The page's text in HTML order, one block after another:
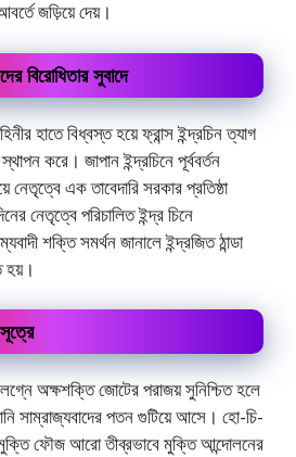
জড়িয়ে দেয়।
বিরোধিতার সুবাদে
হাতে বিধ্বস্ত হয়ে ফ্রান্স ইন্দ্রচিন ত্যাগ
করে। জাপান ইন্দ্রচিনে পূর্ববর্তন
নেতৃত্বে এক তাবেদারি সরকার প্রতিষ্ঠা
নেতৃত্বে পরিচালিত ইন্দ্র চিনে
শক্তি সমর্থন জানালে ইন্দ্রজিত ঠান্ডা
হয়।
অক্ষশক্তি জোটের পরাজয় সুনিশ্চিত হলে
সাম্রাজ্যবাদের পতন গুটিয়ে আসে। হো-চি-
মুক্তি ফৌজ আরো তীব্রভাবে মুক্তি আন্দোলনের